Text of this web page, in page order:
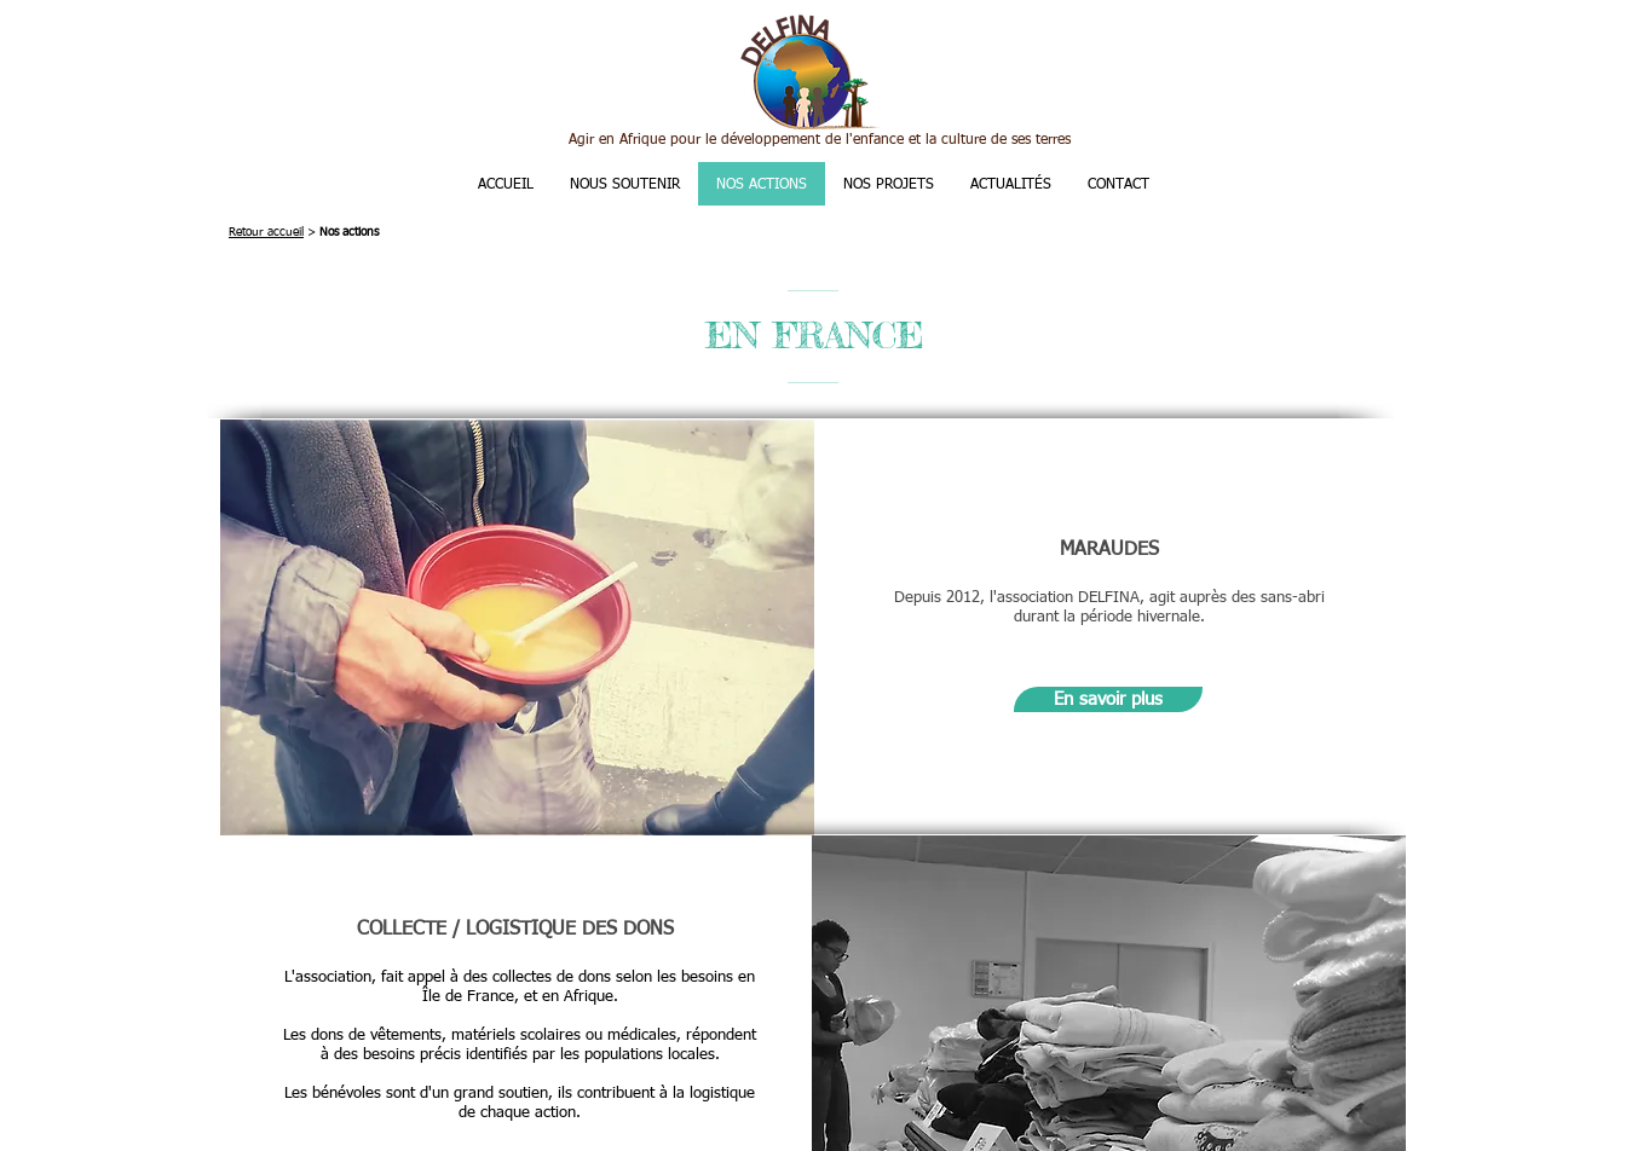
Agir en Afrique pour le développement de l'enfance et la culture de ses terres
ACCUEIL NOUS SOUTENIR NOS ACTIONS NOS PROJETS ACTUALITÉS CONTACT
EN FRANCE
MARAUDES
Depuis 2012, l'association DELFINA, agit auprès des sans-abri
durant la période hivernale.
En savoir plus
COLLECTE / LOGISTIQUE DES DONS
L'association, fait appel à des collectes de dons selon les besoins en
Île de France, et en Afrique.
Les dons de vêtements, matériels scolaires ou médicales, répondent
à des besoins précis identifiés par les populations locales.
Les bénévoles sont d'un grand soutien, ils contribuent à la logistique
de chaque action.
Retour accueil > Nos actions